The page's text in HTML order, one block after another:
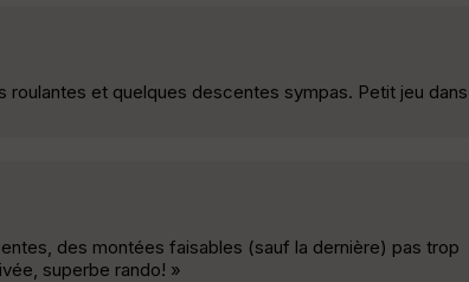
et quelques descentes sympas. Petit jeu
des montées faisables (sauf la dernière) pas trop
superbe rando! »